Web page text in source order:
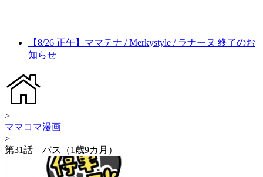
【8/26 正午】ママテナ / Merkystyle / ラナーヌ 終了のお
知らせ
>
ママコマ漫画
>
第31話 バス（1歳9カ月）